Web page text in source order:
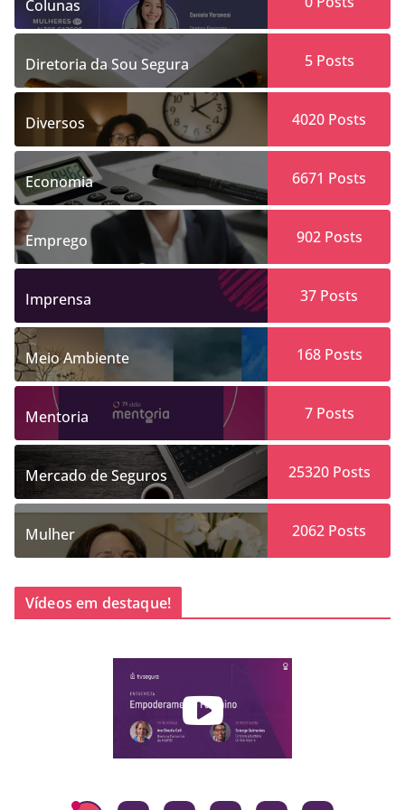
Colunas
Diretoria da Sou Segura 5Posts
Diversos 4020 Posts
Economia 6671 Posts
Emprego 902Posts
Imprensa 37 Posts
Meio Ambiente 168Posts
Mentoria 7Posts
Mercado de Seguros 25320Posts
Mulher 2062 Posts
Vídeos em destaque!